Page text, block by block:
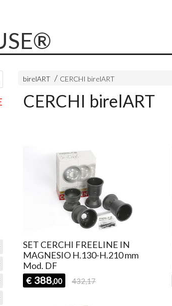
birelART CERCHI birelART
CERCHI birelART
SET CERCHI FREELINE IN
MAGNESIO H.130-H.210 mm
Mod. DF
€ 388,00 432,17